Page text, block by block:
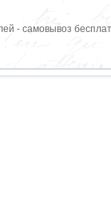
- самовывоз